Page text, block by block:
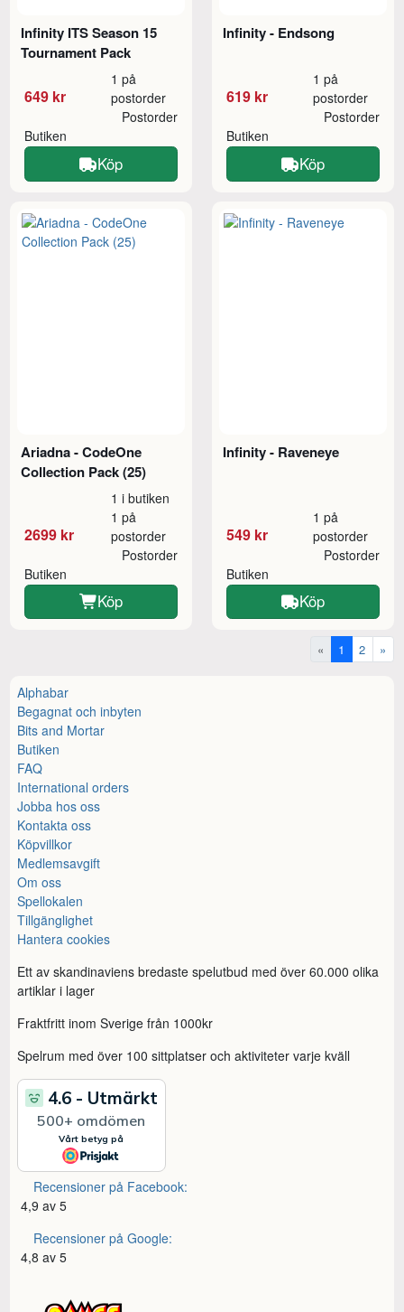
Infinity ITS Season 15
Tournament Pack
649 kr
1 på
postorder
Butiken
Postorder
Köp
Infinity - Endsong
619 kr
1 på
postorder
Butiken
Postorder
Köp
Ariadna - CodeOne
Collection Pack (25)
2699 kr
1 i butiken
1 på
postorder
Butiken
Postorder
Köp
Infinity - Raveneye
549 kr
1 på
postorder
Butiken
Postorder
Köp
« 1 2 »
Alphabar
Begagnat och inbyten
Bits and Mortar
Butiken
FAQ
International orders
Jobba hos oss
Kontakta oss
Köpvillkor
Medlemsavgift
Om oss
Spellokalen
Tillgänglighet
Hantera cookies
Ett av skandinaviens bredaste spelutbud med över 60.000 olika
artiklar i lager
Fraktfritt inom Sverige från 1000kr
Spelrum med över 100 sittplatser och aktiviteter varje kväll
Recensioner på Facebook:
4,9 av 5
Recensioner på Google:
4,8 av 5